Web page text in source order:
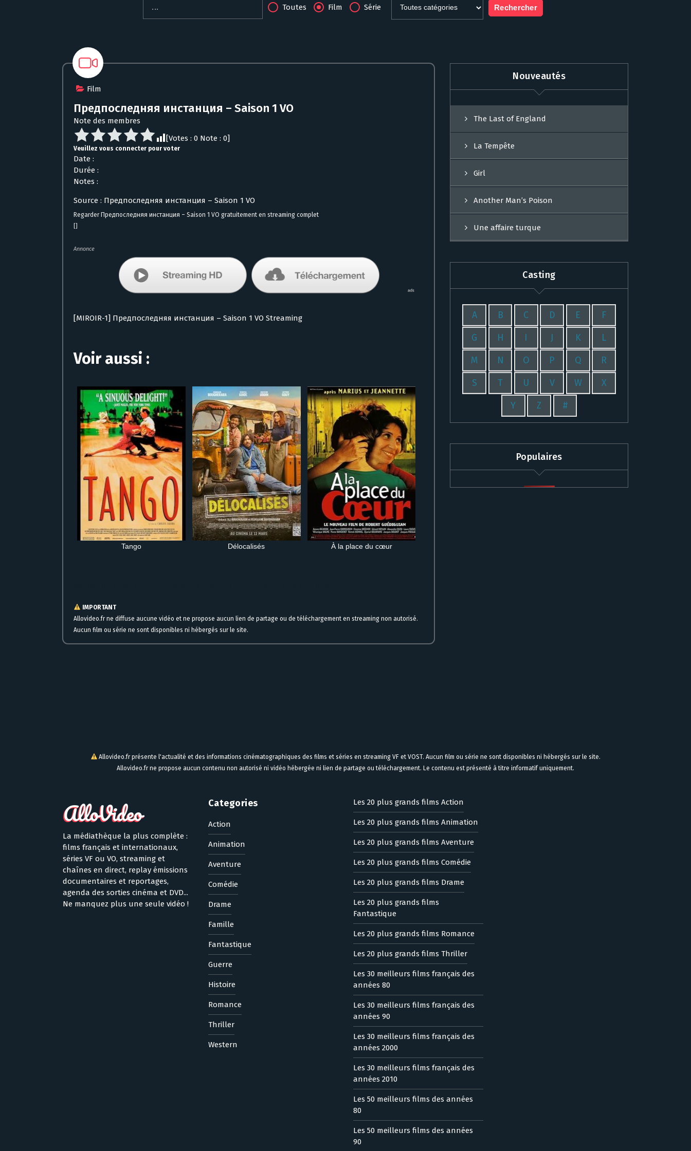
Toutes Film Série
Film
Предпоследняя инстанция – Saison 1 VO
Note des membres
[Votes : 0 Note : 0]
Veuillez vous connecter pour voter
Date :
Durée :
Notes :
Source : Предпоследняя инстанция – Saison 1 VO
Regarder Предпоследняя инстанция – Saison 1 VO gratuitement en streaming complet
Annonce
[MIROIR-1] Предпоследняя инстанция – Saison 1 VO Streaming
Voir aussi :
Tango Délocalisés À la place du cœur
IMPORTANT
Allovideo.fr ne diffuse aucune vidéo et ne propose aucun lien de partage ou de téléchargement en streaming non autorisé.
Aucun film ou série ne sont disponibles ni hébergés sur le site.
Nouveautés
The Last of England
La Tempête
Girl
Another Man’s Poison
Une affaire turque
Casting
A B C D E F
G H I J K L
M N O P Q R
S T U V W X
Y Z #
Populaires
Allovideo.fr présente l'actualité et des informations cinématographiques des films et séries en streaming VF et VOST. Aucun film ou série ne sont disponibles ni hébergés sur le site.
Allovideo.fr ne propose aucun contenu non autorisé ni vidéo hébergée ni lien de partage ou téléchargement. Le contenu est présenté à titre informatif uniquement.
La médiathèque la plus complète :
films français et internationaux,
séries VF ou VO, streaming et
chaînes en direct, replay émissions
documentaires et reportages,
agenda des sorties cinéma et DVD...
Ne manquez plus une seule vidéo !
Categories
Action
Animation
Aventure
Comédie
Drame
Famille
Fantastique
Guerre
Histoire
Romance
Thriller
Western
Les 20 plus grands films Action
Les 20 plus grands films Animation
Les 20 plus grands films Aventure
Les 20 plus grands films Comédie
Les 20 plus grands films Drame
Les 20 plus grands films
Fantastique
Les 20 plus grands films Romance
Les 20 plus grands films Thriller
Les 30 meilleurs films français des
années 80
Les 30 meilleurs films français des
années 90
Les 30 meilleurs films français des
années 2000
Les 30 meilleurs films français des
années 2010
Les 50 meilleurs films des années
80
Les 50 meilleurs films des années
90